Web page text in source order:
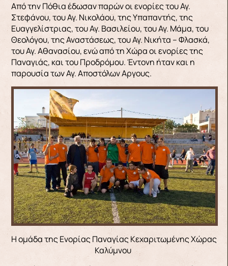
Από την Πόθια έδωσαν παρών οι ενορίες του Αγ.
Στεφάνου, του Αγ. Νικολάου, της Υπαπαντής, της
Ευαγγελίστριας, του Αγ. Βασιλείου, του Αγ. Μάμα, του
Θεολόγου, της Αναστάσεως, του Αγ. Νικήτα – Φλασκά,
του Αγ. Αθανασίου, ενώ από τη Χώρα οι ενορίες της
Παναγιάς, και του Προδρόμου. Έντονη ήταν και η
παρουσία των Αγ. Αποστόλων Aργους.
Η ομάδα της Ενορίας Παναγίας Κεχαριτωμένης Χώρας
Καλύμνου